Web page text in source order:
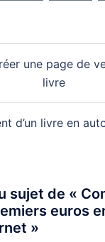
une page de
livre
d’un livre en
sujet de «
euros
»